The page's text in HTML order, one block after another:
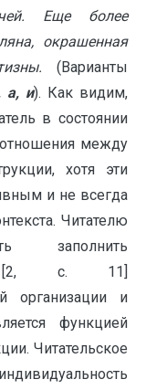
Еще более
окрашенная
(Варианты
а, и). Как видим,
в состоянии
между
хотя эти
и не всегда
Читателю
заполнить
[2, с. 11]
организации и
функцией
Читательское